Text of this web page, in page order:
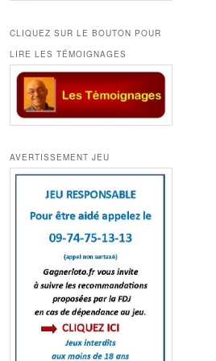
CLIQUEZ SUR LE BOUTON POUR
LIRE LES TÉMOIGNAGES
AVERTISSEMENT JEU